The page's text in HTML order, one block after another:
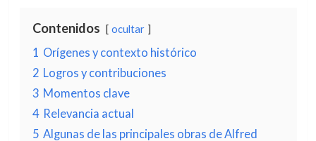
Contenidos ocultar
1 Orígenes y contexto histórico
2 Logros y contribuciones
3 Momentos clave
4 Relevancia actual
5 Algunas de las principales obras de Alfred